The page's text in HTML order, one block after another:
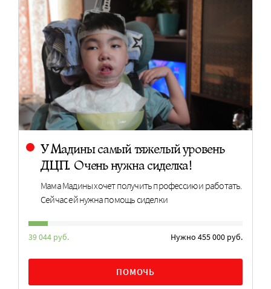
У Мадины самый тяжелый уровень
ДЦП. Очень нужна сиделка!
Мама Мадины хочет получить профессию и работать.
Сейчас ей нужна помощь сиделки
39 044 руб. Нужно 455 000 руб.
ПОМОЧЬ